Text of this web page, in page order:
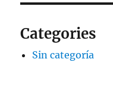
Categories
Sin categoría